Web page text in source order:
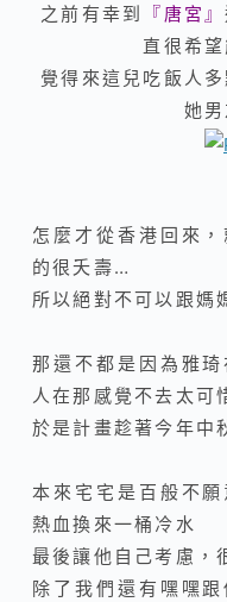
之前有幸到 『唐宮』
直很希
覺得來這兒吃飯人多
她
怎麼才從香港回來
的很夭壽…
所以絕對不可以跟媽
那還不都是因為雅
人在那感覺不去太可
於是計畫趁著今年中
本來宅宅是百般不
熱血換來一桶冷水
最後讓他自己考慮，
除了我們還有嘿嘿